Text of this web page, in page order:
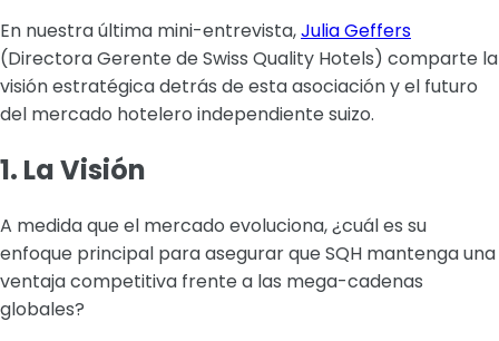
En nuestra última mini-entrevista,Julia Geffers
(Directora Gerente de Swiss Quality Hotels) comparte la
visión estratégica detrás de esta asociación y el futuro
del mercado hotelero independiente suizo.
1. La Visión
A medida que el mercado evoluciona, ¿cuál es su
enfoque principal para asegurar que SQH mantenga una
ventaja competitiva frente a las mega-cadenas
globales?